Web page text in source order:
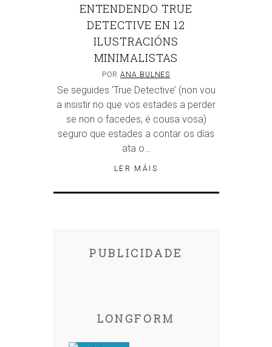
ENTENDENDO TRUE
DETECTIVE EN 12
ILUSTRACIÓNS
MINIMALISTAS
PORANA BULNES
Se seguides ‘True Detective’ (non vou
a insistir no que vos estades a perder
se non o facedes, é cousa vosa)
seguro que estades a contar os días
ata o…
LER MÁIS
PUBLICIDADE
LONGFORM